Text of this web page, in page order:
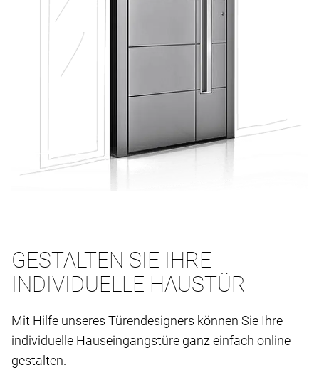
GESTALTEN SIE IHRE
INDIVIDUELLE HAUSTÜR
Mit Hilfe unseres Türendesigners können Sie Ihre
individuelle Hauseingangstüre ganz einfach online
gestalten.